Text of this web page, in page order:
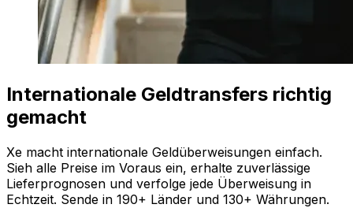
Internationale Geldtransfers richtig
gemacht
Xe macht internationale Geldüberweisungen einfach.
Sieh alle Preise im Voraus ein, erhalte zuverlässige
Lieferprognosen und verfolge jede Überweisung in
Echtzeit. Sende in 190+ Länder und 130+ Währungen.